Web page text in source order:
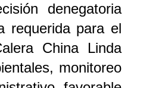
denegatoria
requerida para el
China Linda
monitoreo